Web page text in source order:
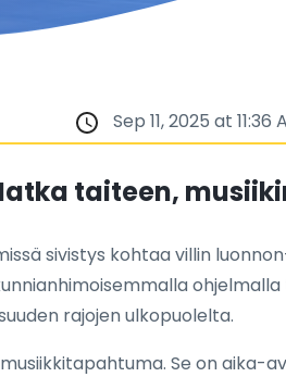
Sep 11, 2025 at 11:36
taiteen,
sivistys kohtaa villin
rajojen ulkopuolelta.
Se on aika-